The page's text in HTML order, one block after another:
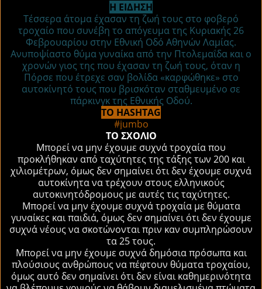
Η ΕΙΔΗΣΗ
Τέσσερα άτομα έχασαν τη ζωή τους στο φοβερό
τροχαίο που συνέβη το απόγευμα της Κυριακής 26
Φεβρουαρίου στην Εθνική Οδό Αθηνών Λαμίας.
Ανυποψίαστο θύμα γυναίκα από την Πτολεμαΐδα και ο
χρονών γιος της που έχασαν τη ζωή τους, όταν η
Πόρσε που έτρεχε σαν βολίδα «καρφώθηκε» στο
αυτοκίνητό τους που βρισκόταν σταθμευμένο σε
πάρκινγκ της Εθνικής Οδού.
ΤΟ HASHTAG
#jumbo
ΤΟ ΣΧΟΛΙΟ
Μπορεί να μην έχουμε συχνά τροχαία που
προκλήθηκαν από ταχύτητες της τάξης των 200 και
χιλιομέτρων, όμως δεν σημαίνει ότι δεν έχουμε συχνά
αυτοκίνητα να τρέχουν στους ελληνικούς
αυτοκινητόδρομους με αυτές τις ταχύτητες.
Μπορεί να μην έχουμε συχνά τροχαία με θύματα
γυναίκες και παιδιά, όμως δεν σημαίνει ότι δεν έχουμε
συχνά νέους να σκοτώνονται πριν καν συμπληρώσουν
τα 25 τους.
Μπορεί να μην έχουμε συχνά δημόσια πρόσωπα και
πλούσιους ανθρώπους να πέφτουν θύματα τροχαίου,
όμως αυτό δεν σημαίνει ότι δεν είναι καθημερινότητα